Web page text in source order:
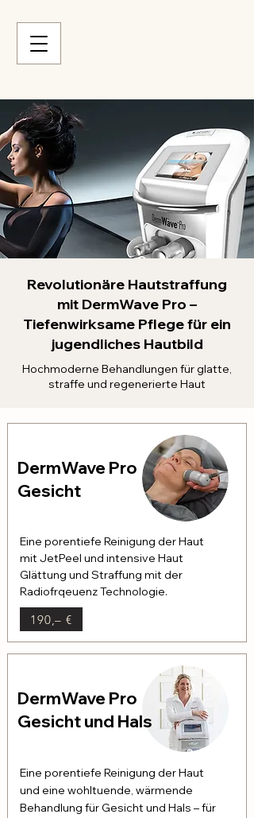
Revolutionäre Hautstraffung
mit DermWave Pro –
Tiefenwirksame Pflege für ein
jugendliches Hautbild
Hochmoderne Behandlungen für glatte,
straffe und regenerierte Haut
DermWave Pro
Gesicht
Eine porentiefe Reinigung der Haut
mit JetPeel und intensive Haut
Glättung und Straffung mit der
Radiofrqeuenz Technologie.
190,– €
DermWave Pro
Gesicht und Hals
Eine porentiefe Reinigung der Haut
und eine wohltuende, wärmende
Behandlung für Gesicht und Hals – für